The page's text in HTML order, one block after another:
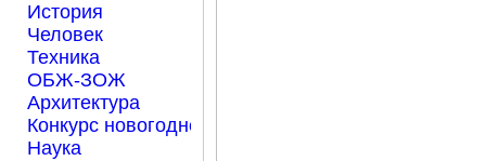
История
Человек
Техника
ОБЖ-ЗОЖ
Архитектура
Конкурс новогодней открытки "Нарисуем Новый
Наука